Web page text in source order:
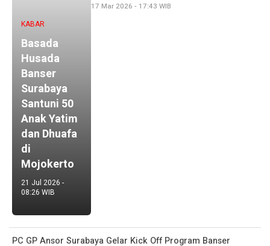
KABAR
Basada
Husada
Banser
Surabaya
Santuni 50
Anak Yatim
dan Dhuafa
di
Mojokerto
21 Jul 2026 -
08:26 WIB
17 Mar 2026 - 17:43 WIB
PC GP Ansor Surabaya Gelar Kick Off Program Banser